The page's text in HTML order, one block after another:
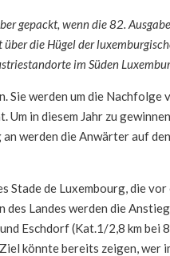
gepackt, wenn die 82.
die Hügel der
im Süden
Sie werden um die Nachfolge
in diesem Jahr zu
werden die Anwärter auf
Stade de Luxembourg, die vor
Landes werden die
Eschdorf (Kat.1/2,8 km bei
könnte bereits zeigen, wer